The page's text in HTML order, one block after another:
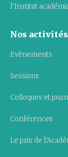
l’Institut
Nos activités
Evènements
Sessions
Colloques et
Conférences
Le prix de